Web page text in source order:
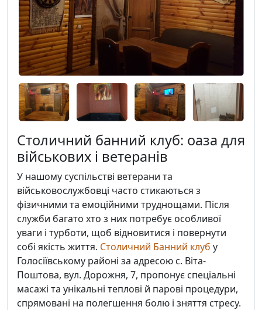
Столичний банний клуб: оаза для
військових і ветеранів
У нашому суспільстві ветерани та
військовослужбовці часто стикаються з
фізичними та емоційними труднощами. Після
служби багато хто з них потребує особливої
уваги і турботи, щоб відновитися і повернути
собі якість життя. Столичний Банний клуб у
Голосіївському районі за адресою с. Віта-
Поштова, вул. Дорожня, 7, пропонує спеціальні
масажі та унікальні теплові й парові процедури,
спрямовані на полегшення болю і зняття стресу.